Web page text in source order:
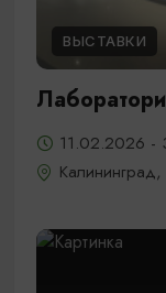
ВЫСТАВКИ
11.02.2026 -